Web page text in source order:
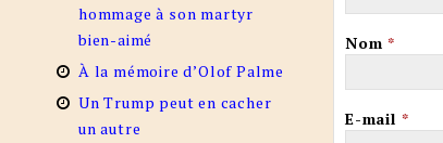
Nom*
E-mail *
hommage à son martyr
bien-aimé
À la mémoire d’Olof Palme
Un Trump peut en cacher
un autre